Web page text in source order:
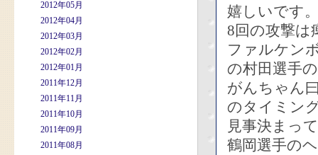
2012年05月
2012年04月
2012年03月
2012年02月
2012年01月
2011年12月
2011年11月
2011年10月
2011年09月
2011年08月
嬉しいです
8回の攻撃は
ファルケン
の村田選手
がんちゃん
のタイミン
見事決まっ
鶴岡選手の